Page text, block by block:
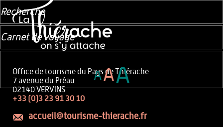
Office de tourisme du Pays de Thiérache
7 avenue du Préau
02140 VERVINS
+33 (0)3 23 91 30 10
accueil@tourisme-thierache.fr
Recherche
Carnet de voyage
AAA